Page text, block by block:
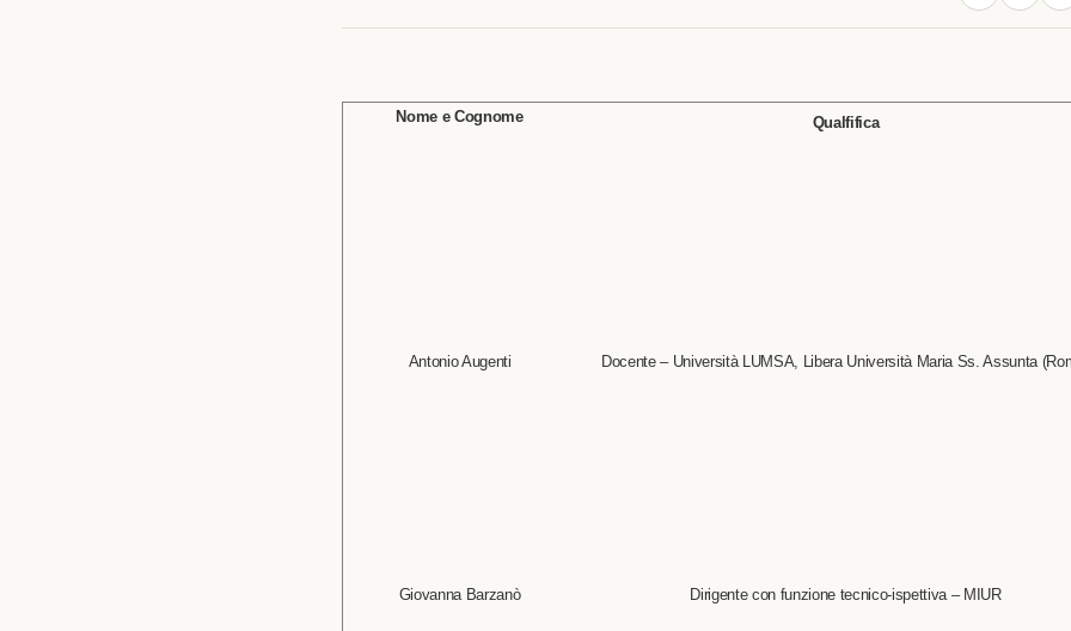
Nome e Cognome Qualfifica
Antonio Augenti Docente – Università LUMSA, Libera Università Maria Ss. Assunta
Giovanna Barzanò Dirigente con funzione tecnico-ispettiva – MIUR